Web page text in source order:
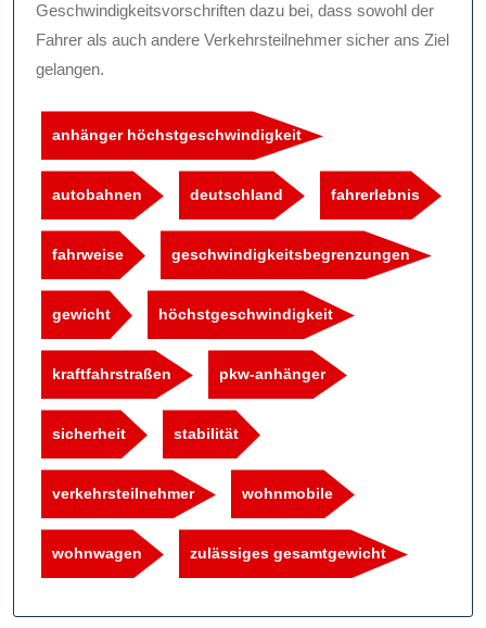
Geschwindigkeitsvorschriften dazu bei, dass sowohl der
Fahrer als auch andere Verkehrsteilnehmer sicher ans Ziel
gelangen.
anhänger höchstgeschwindigkeit
autobahnen deutschland fahrerlebnis
fahrweise geschwindigkeitsbegrenzungen
gewicht höchstgeschwindigkeit
kraftfahrstraßen pkw-anhänger
sicherheit stabilität
verkehrsteilnehmer wohnmobile
wohnwagen zulässiges gesamtgewicht